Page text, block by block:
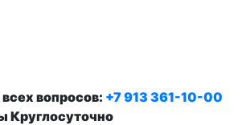
вопросов: +7 913 361-10-00
Круглосуточно